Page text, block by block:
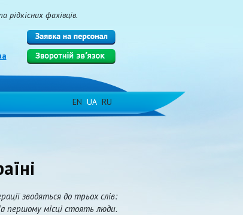
рідкісних фахівців.
EN UA RU
зводяться до трьох слів:
першому місці стоять люди.